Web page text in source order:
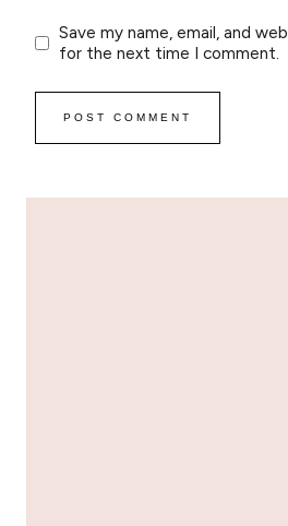
Save my name, email, and
for the next time I comment.